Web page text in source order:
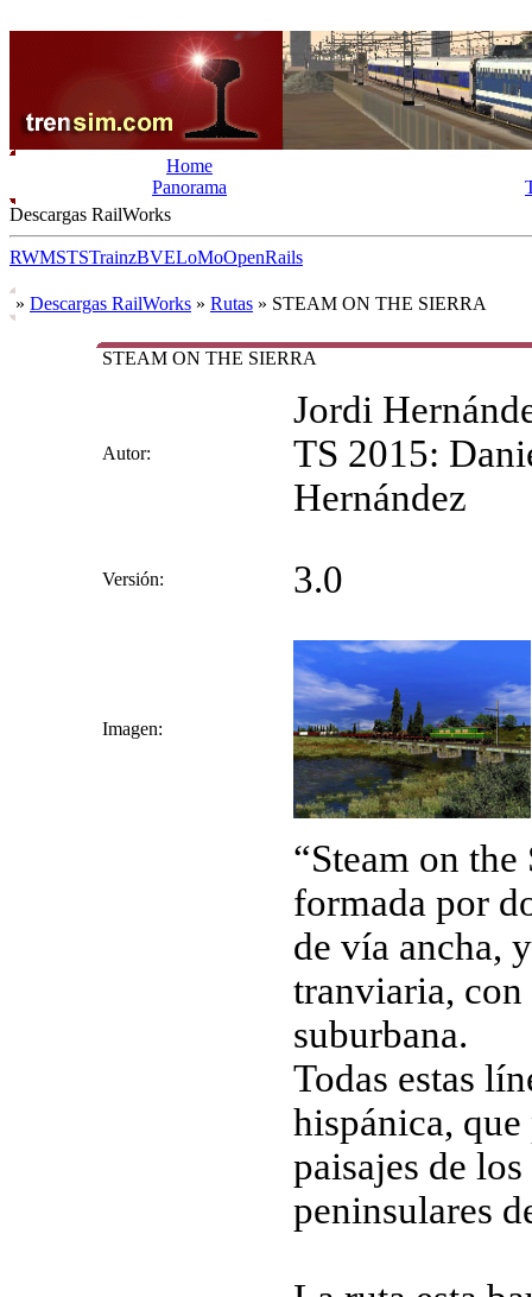
Home
Panorama
Descargas RailWorks
RWMSTSTrainzBVELoMoOpenRails
» Descargas RailWorks » Rutas » STEAM ON THE SIERRA
STEAM ON THE SIERRA
Autor:
Jordi
TS 2015:
Hernández
Versión: 3.0
Imagen:
“Steam on
formada por
de vía ancha,
tranviaria, con
suburbana.
Todas estas
hispánica,
paisajes de
peninsulares